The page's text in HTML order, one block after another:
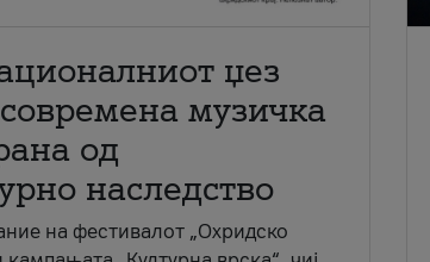
џез
музичка
од
наследство
на фестивалот „Охридско